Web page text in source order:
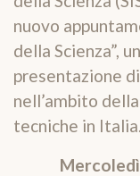
nuovo
della Scienza”,
presentazione
nell’ambito
tecniche in Italia.